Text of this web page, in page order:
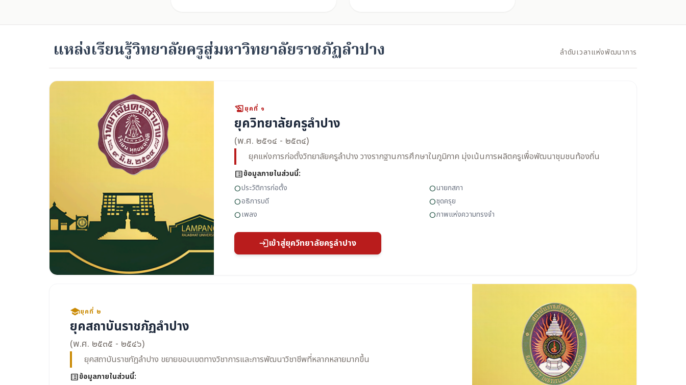
แหล่งเรียนรู้วิทยาลัยครูสู่มหาวิทยาลัยราชภัฏลำปาง ลำดับเวลาแห่งพัฒนาการ
history_eduยุคที่ ๑
ยุควิทยาลัยครูลำปาง
(พ.ศ. ๒๕๑๔ - ๒๕๓๔)
ยุคแห่งการก่อตั้งวิทยาลัยครูลำปาง วางรากฐานการศึกษาในภูมิภาค มุ่งเน้นการผลิตครูเพื่อพัฒนาชุมชนท้องถิ่น
list_altข้อมูลภายในส่วนนี้:
circleประวัติการก่อตั้ง circleนายกสภา
circleอธิการบดี circleชุดครุย
circleเพลง circleภาพแห่งความทรงจำ
loginเข้าสู่ยุควิทยาลัยครูลำปาง
schoolยุคที่ ๒
ยุคสถาบันราชภัฏลำปาง
(พ.ศ. ๒๕๓๕ - ๒๕๔๖)
ยุคสถาบันราชภัฏลำปาง ขยายขอบเขตทางวิชาการและการพัฒนาวิชาชีพที่หลากหลายมากขึ้น
list_altข้อมูลภายในส่วนนี้: